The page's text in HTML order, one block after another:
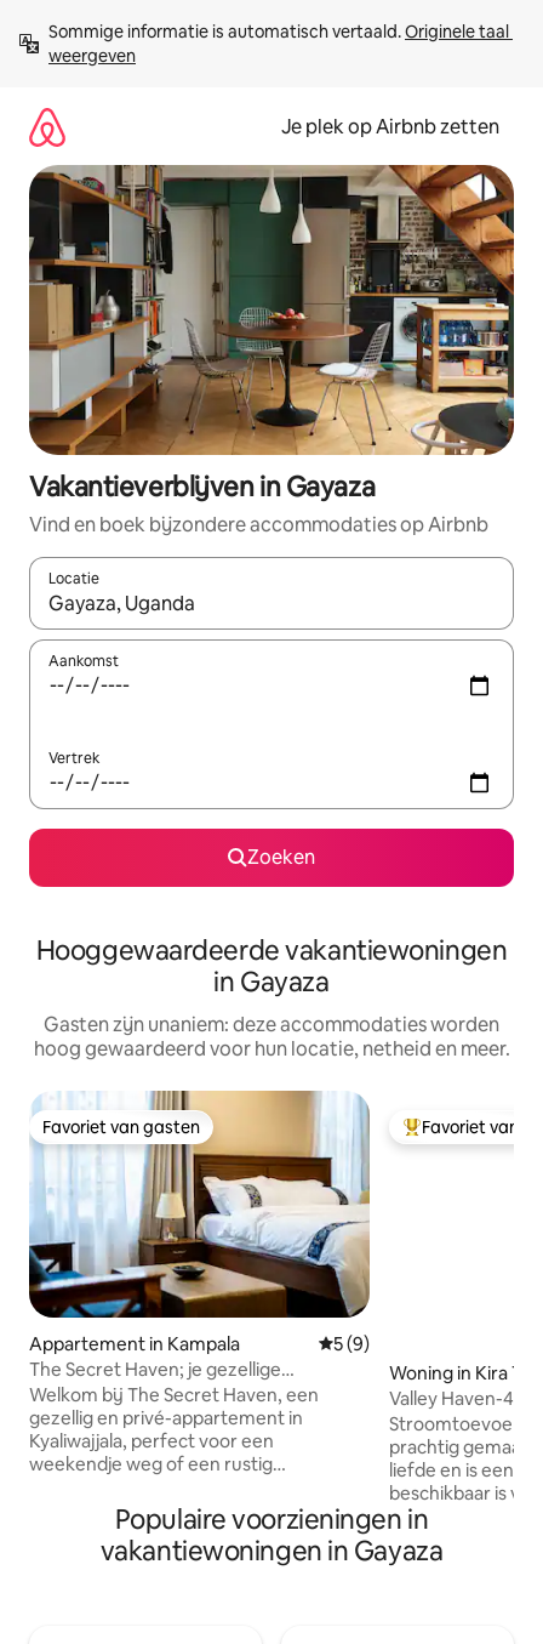
direct
naar
Sommige informatie is automatisch vertaald. Originele taal
weergeven
Je plek op Airbnb zetten
Vakantieverblijven in Gayaza
Vind en boek bijzondere accommodaties op Airbnb
Locatie
Wanneer er resultaten beschikbaar zijn, maak je een keuze
Aankomst
Vertrek
Zoeken
Hooggewaardeerde vakantiewoningen
in Gayaza
Gasten zijn unaniem: deze accommodaties worden
hoog gewaardeerd voor hun locatie, netheid en meer.
Favoriet van gasten
Favoriet van gasten
Appartement in Kampala Gemiddelde beoordeling
5 (9)
The Secret Haven; je gezellige
ontsnapping in Kyaliwajjala
Welkom bij The Secret Haven, een
gezellig en privé-appartement in
Kyaliwajjala, perfect voor een
weekendje weg of een rustig
Gezellige slaapkamer Snelle wifi (tot 60
beveiliging Keuken en koelkast
Topfavoriet van
Favoriet van
Woning in Kira
Valley Haven-4br
Villa.
Stroomtoevoer
prachtig
liefde en is een
beschikbaar is
tijdens elk jaar.
verhaal dat zich
verschillende
Populaire voorzieningen in
vakantiewoningen in Gayaza